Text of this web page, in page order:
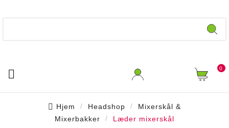
 0
Hjem Headshop
Mixerskål &
Mixerbakker
Læder mixerskål